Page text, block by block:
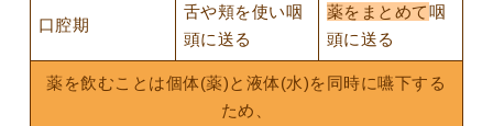
口腔期
舌や頬を使い咽
頭に送る
薬をまとめて咽
頭に送る
薬を飲むことは個体(薬)と液体(水)を同時に嚥下する
ため、